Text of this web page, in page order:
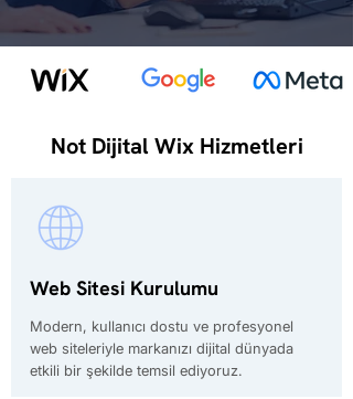
Not Dijital Wix Hizmetleri
Web Sitesi Kurulumu
Modern, kullanıcı dostu ve profesyonel
web siteleriyle markanızı dijital dünyada
etkili bir şekilde temsil ediyoruz.